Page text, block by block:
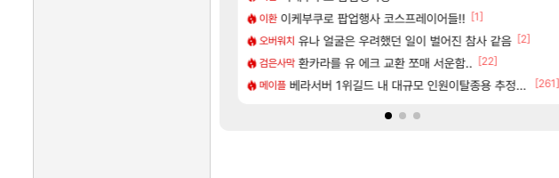
이환 이케부쿠로 팝업행사 코스프레이어들!! [1]
오버워치 유나 얼굴은 우려했던 일이 벌어진 참사 같음 [2]
검은사막 환카라를 유 에크 교환 쪼매 서운함.. [22]
메이플 베라서버 1위길드 내 대규모 인원이탈종용 추정사건 [261]
비스트 모든 요리/작물 책 획득 위치 공략 (36개) - 미식가 도전과제
섭컬겜 무한대 아난타 유출과 앞으로의 예상 (루머)
PV 라스트 에포크 시즌5 - 서리화신의 분노 티저
해외겜 ‘GTA 6’ 예판 흥행…테이크투 “내부 예상 크게 넘어”